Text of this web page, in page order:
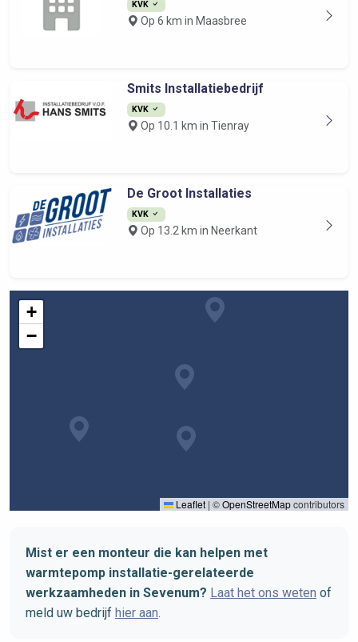
KVK
Op 6 km in Maasbree
Smits Installatiebedrijf
KVK
Op 10.1 km in Tienray
De Groot Installaties
KVK
Op 13.2 km in Neerkant
+
−
Leaflet | ©OpenStreetMapcontributors
Mist er een monteur die kan helpen met
warmtepomp installatie-gerelateerde
werkzaamheden in Sevenum? Laat het ons weten of
meld uw bedrijf hier aan.